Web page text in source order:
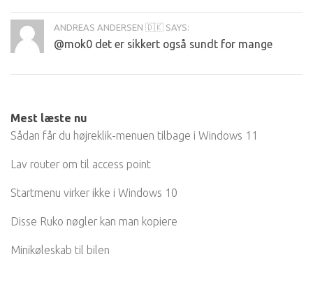
ANDREAS ANDERSEN 🇩🇰 SAYS:
@mok0 det er sikkert også sundt for mange
Mest læste nu
Sådan får du højreklik-menuen tilbage i Windows 11
Lav router om til access point
Startmenu virker ikke i Windows 10
Disse Ruko nøgler kan man kopiere
Minikøleskab til bilen